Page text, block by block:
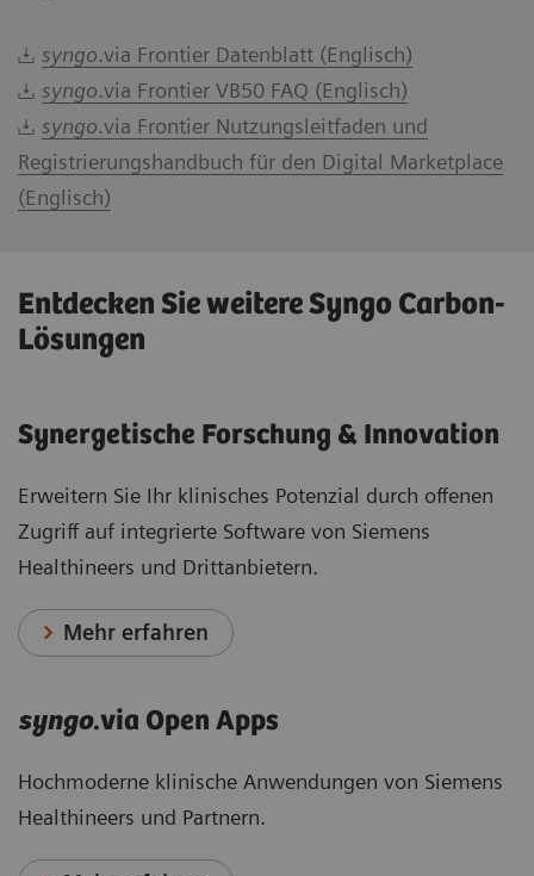
syngo.via Frontier Datenblatt (Englisch)
syngo.via Frontier VB50 FAQ (Englisch)
syngo.via Frontier Nutzungsleitfaden und
Registrierungshandbuch für den Digital Marketplace
(Englisch)
Entdecken Sie weitere Syngo Carbon-
Lösungen
Synergetische Forschung & Innovation
Erweitern Sie Ihr klinisches Potenzial durch offenen
Zugriff auf integrierte Software von Siemens
Healthineers und Drittanbietern.
Mehr erfahren
syngo.via Open Apps
Hochmoderne klinische Anwendungen von Siemens
Healthineers und Partnern.